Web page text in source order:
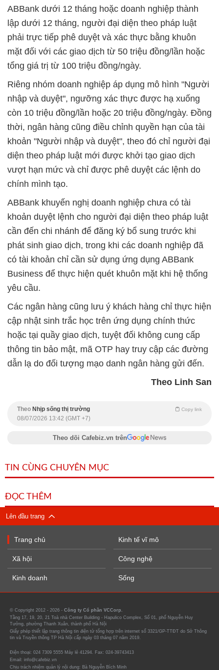
ABBank dưới 12 tháng hoặc doanh nghiệp thành
lập dưới 12 tháng, người đại diện theo pháp luật
phải trực tiếp phê duyệt và xác thực bằng khuôn
mặt đối với các giao dịch từ 50 triệu đồng/lần hoặc
tổng giá trị từ 100 triệu đồng/ngày.
Riêng nhóm doanh nghiệp áp dụng mô hình "Người
nhập và duyệt", ngưỡng xác thực được hạ xuống
còn 10 triệu đồng/lần hoặc 20 triệu đồng/ngày. Đồng
thời, ngân hàng cũng điều chỉnh quyền hạn của tài
khoản "Người nhập và duyệt", theo đó chỉ người đại
diện theo pháp luật mới được khởi tạo giao dịch
vượt hạn mức và chỉ được phê duyệt các lệnh do
chính mình tạo.
ABBank khuyến nghị doanh nghiệp chưa có tài
khoản duyệt lệnh cho người đại diện theo pháp luật
cần đến chi nhánh để đăng ký bổ sung trước khi
phát sinh giao dịch, trong khi các doanh nghiệp đã
có tài khoản chỉ cần sử dụng ứng dụng ABBank
Business để thực hiện quét khuôn mặt khi hệ thống
yêu cầu.
Các ngân hàng cũng lưu ý khách hàng chỉ thực hiện
cập nhật sinh trắc học trên ứng dụng chính thức
hoặc tại quầy giao dịch, tuyệt đối không cung cấp
thông tin bảo mật, mã OTP hay truy cập các đường
dẫn lạ do đối tượng mạo danh ngân hàng gửi đến.
Theo Linh San
Theo Nhịp sống thị trường Copy link
08/07/2026 13:42 (GMT +7)
Theo dõi Cafebiz.vn trên
TIN CÙNG CHUYÊN MỤC
ĐỌC THÊM
Lên đầu trang
Trang chủ
Xã hội
Kinh doanh
Kinh tế vĩ mô
Công nghệ
Sống
© Copyright 2012 - 2026 - Công ty Cổ phần VCCorp.
Tầng 17, 19, 20, 21 Toà nhà Center Building - Hapulico Complex, Số 01, phố Nguyễn Huy
Tưởng, phường Thanh Xuân, thành phố Hà Nội
Giấy phép thiết lập trang thông tin điện tử tổng hợp trên internet số 3321/GP-TTĐT do Sở Thông
tin và Truyền thông TP Hà Nội cấp ngày 03 tháng 07 năm 2019.
Điện thoại: 024 7309 5555 Máy lẻ 41294. Fax: 024-39743413
Email: info@cafebiz.vn
Chịu trách nhiệm quản lý nội dung: Bà Nguyễn Bích Minh